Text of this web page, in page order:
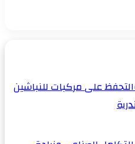
والتحفظ على مركبات للنباشين